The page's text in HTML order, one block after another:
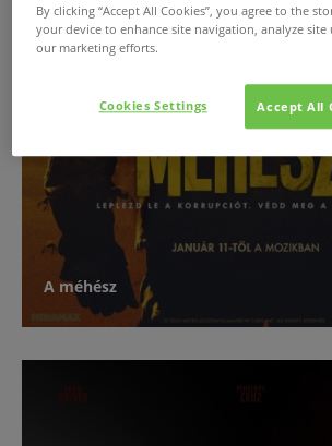
A méhész
By clicking “Accept All Cookies”, you agree to the
your device to enhance site navigation, analyze site
our marketing efforts.
Accept All
Cookies Settings